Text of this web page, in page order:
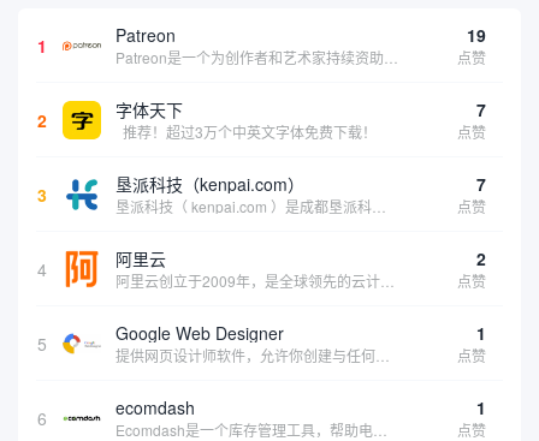
1 Patreon 19
点赞
2 字体天下
推荐！超过3万个中英文字体免费下载！
7
点赞
3 垦派科技（kenpai.com） 7
点赞
4 阿里云 2
点赞
5 Google Web Designer 1
点赞
6 ecomdash 1
点赞